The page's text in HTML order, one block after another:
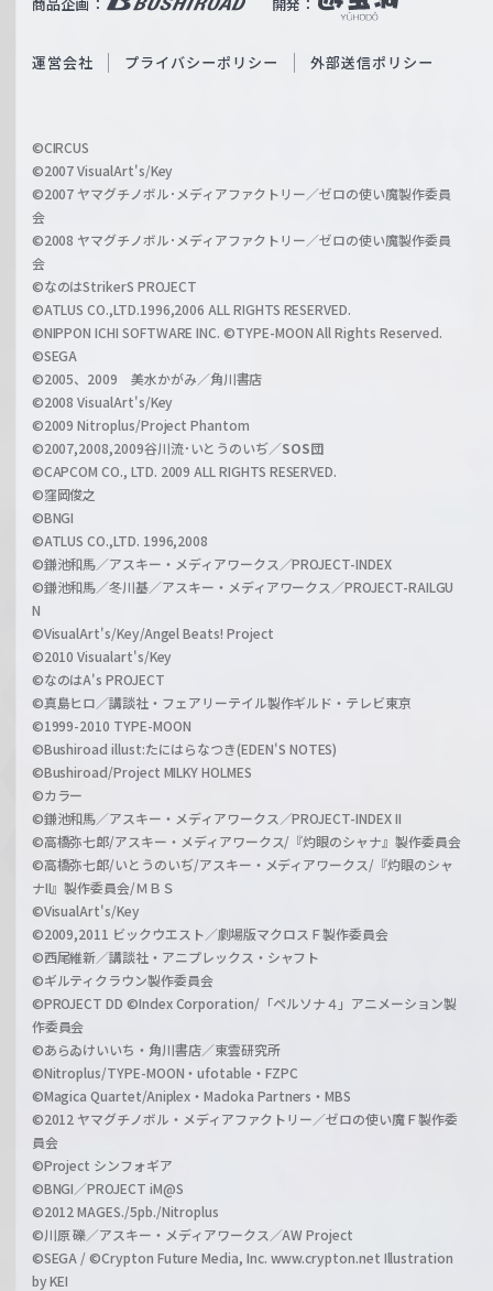
ß
c
a
r
z
O
i
l
h
a
n
l
運営会社 プライバシーポリシー 外部送信ポリシー
©CIRCUS
©2007 VisualArt's/Key
©2007 ヤマグチノボル･メディアファクトリー／ゼロの使い魔製作委員
会
©2008 ヤマグチノボル･メディアファクトリー／ゼロの使い魔製作委員
会
©なのはStrikerS PROJECT
©ATLUS CO.,LTD.1996,2006 ALL RIGHTS RESERVED.
©NIPPON ICHI SOFTWARE INC. ©TYPE-MOON All Rights Reserved.
©SEGA
©2005、2009 美水かがみ／角川書店
©2008 VisualArt's/Key
©2009 Nitroplus/Project Phantom
©2007,2008,2009谷川流･いとうのいぢ／SOS団
©CAPCOM CO., LTD. 2009 ALL RIGHTS RESERVED.
©窪岡俊之
©BNGI
©ATLUS CO.,LTD. 1996,2008
©鎌池和馬／アスキー・メディアワークス／PROJECT-INDEX
©鎌池和馬／冬川基／アスキー・メディアワークス／PROJECT-RAILGU
N
©VisualArt's/Key/Angel Beats! Project
©2010 Visualart's/Key
©なのはA's PROJECT
©真島ヒロ／講談社・フェアリーテイル製作ギルド・テレビ東京
©1999-2010 TYPE-MOON
©Bushiroad illust:たにはらなつき(EDEN'S NOTES)
©Bushiroad/Project MILKY HOLMES
©カラー
©鎌池和馬／アスキー・メディアワークス／PROJECT-INDEX II
©高橋弥七郎/アスキー・メディアワークス/『灼眼のシャナ』製作委員会
©高橋弥七郎/いとうのいぢ/アスキー・メディアワークス/『灼眼のシャ
ナII』製作委員会/ＭＢＳ
©VisualArt's/Key
©2009,2011 ビックウエスト／劇場版マクロスＦ製作委員会
©西尾維新／講談社・アニプレックス・シャフト
©ギルティクラウン製作委員会
©PROJECT DD ©Index Corporation/「ペルソナ４」アニメーション製
作委員会
©あらゐけいいち・角川書店／東雲研究所
©Nitroplus/TYPE-MOON・ufotable・FZPC
©Magica Quartet/Aniplex・Madoka Partners・MBS
©2012 ヤマグチノボル・メディアファクトリー／ゼロの使い魔Ｆ製作委
員会
©Project シンフォギア
©BNGI／PROJECT iM@S
©2012 MAGES./5pb./Nitroplus
©川原 礫／アスキー・メディアワークス／AW Project
©SEGA / ©Crypton Future Media, Inc. www.crypton.net Illustration
by KEI